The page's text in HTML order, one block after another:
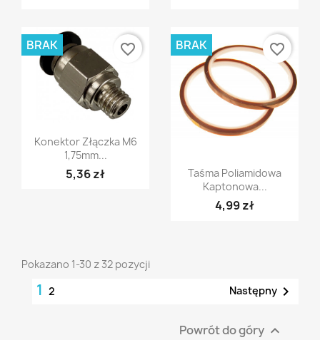
Szybki podgląd
Konektor Złączka M6
1,75mm...
5,36 zł
BRAK favorite_border
Szybki podgląd
Taśma Poliamidowa
Kaptonowa...
4,99 zł
BRAK favorite_border
Pokazano 1-30 z 32 pozycji
1 2 Następny 
Powrót do góry 